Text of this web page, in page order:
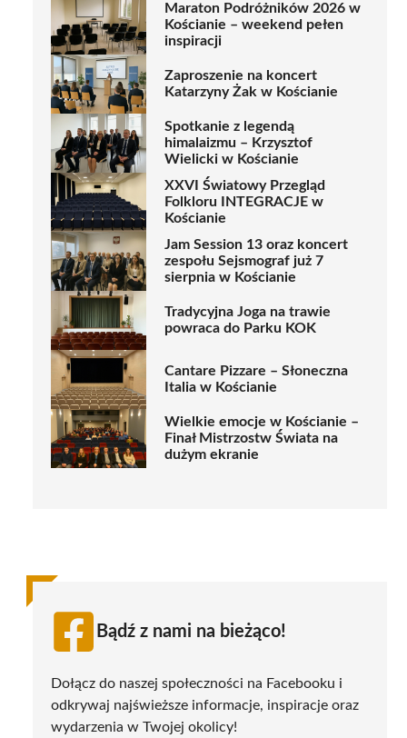
Maraton Podróżników 2026 w
Kościanie – weekend pełen
inspiracji
Zaproszenie na koncert
Katarzyny Żak w Kościanie
Spotkanie z legendą
himalaizmu – Krzysztof
Wielicki w Kościanie
XXVI Światowy Przegląd
Folkloru INTEGRACJE w
Kościanie
Jam Session 13 oraz koncert
zespołu Sejsmograf już 7
sierpnia w Kościanie
Tradycyjna Joga na trawie
powraca do Parku KOK
Cantare Pizzare – Słoneczna
Italia w Kościanie
Wielkie emocje w Kościanie –
Finał Mistrzostw Świata na
dużym ekranie
Bądź z nami na bieżąco!
Dołącz do naszej społeczności na Facebooku i
odkrywaj najświeższe informacje, inspiracje oraz
wydarzenia w Twojej okolicy!